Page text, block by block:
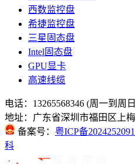
西数监控盘
希捷监控盘
三星固态盘
Intel固态盘
GPU显卡
高速线缆
电话：13265568346 (周一到周
地址：广东省深圳市福田区上
备案号： 粤ICP备
科